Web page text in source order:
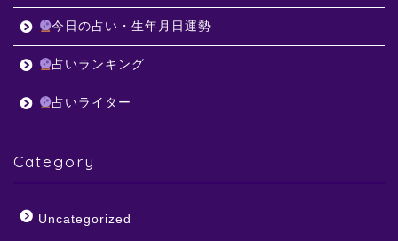
今日の占い・生年月日運勢
占いランキング
占いライター
Category
Uncategorized